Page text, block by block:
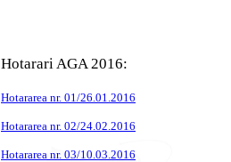
Hotarari AGA 2016:
Hotararea nr. 01/26.01.2016
Hotararea nr. 02/24.02.2016
Hotararea nr. 03/10.03.2016